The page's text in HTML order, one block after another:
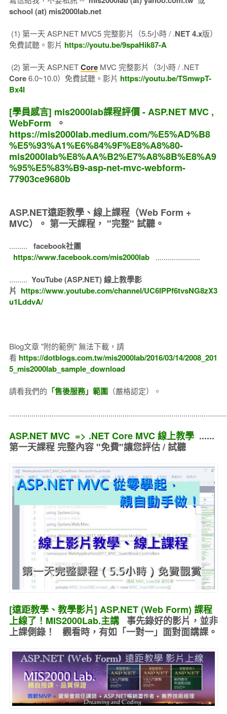
school (at) mis2000lab.net
(1) 第一天 ASP.NET MVC5 完整影片（5.5小時 / .NET 4.x版）
免費試聽。影片 https://youtu.be/9spaHik87-A
(2) 第一天 ASP.NETCoreMVC 完整影片（3小時 / .NET
Core6.0~10.0）免費試聽。影片 https://youtu.be/TSmwpT-
Bx4I
[學員感言] mis2000lab課程評價 - ASP.NET MVC ,
WebForm 。
https://mis2000lab.medium.com/%E5%AD%B8
%E5%93%A1%E6%84%9F%E8%A8%80-
mis2000lab%E8%AA%B2%E7%A8%8B%E8%A9
%95%E5%83%B9-asp-net-mvc-webform-
77903ce9680b
ASP.NET遠距教學、線上課程（Web Form +
MVC）。 第一天課程， "完整" 試聽。
.........
facebook社團
https://www.facebook.com/mis2000lab
......................
......... YouTube (ASP.NET) 線上教學影
片 https://www.youtube.com/channel/UC6IPPf6tvsNG8zX3
u1LddvA/
Blog文章 "附的範例" 無法下載，請
看 https://dotblogs.com.tw/mis2000lab/2016/03/14/2008_201
5_mis2000lab_sample_download
請看我們的 「售後服務」範圍（嚴格認定）。
ASP.NET MVC => .NET Core MVC 線上教學......
第一天課程 完整內容 "免費"讓您評估 / 試聽
[遠距教學、教學影片] ASP.NET (Web Form) 課程
上線了！MIS2000Lab.主講 事先錄好的影片，並非
上課側錄！ 觀看時，有如 「一對一」面對面講課。